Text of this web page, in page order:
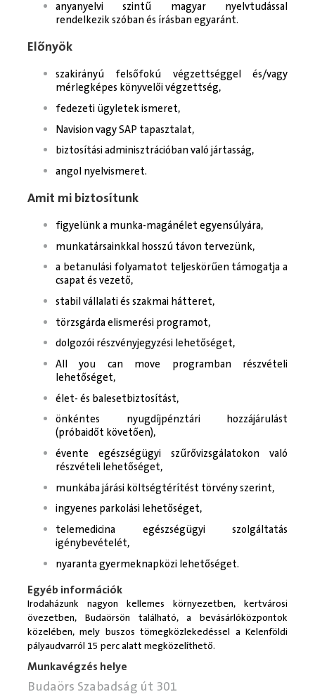
anyanyelvi szintű magyar nyelvtudással
rendelkezik szóban és írásban egyaránt.
Előnyök
szakirányú felsőfokú végzettséggel és/vagy
mérlegképes könyvelői végzettség,
fedezeti ügyletek ismeret,
Navision vagy SAP tapasztalat,
biztosítási adminisztrációban való jártasság,
angol nyelvismeret.
Amit mi biztosítunk
figyelünk a munka-magánélet egyensúlyára,
munkatársainkkal hosszú távon tervezünk,
a betanulási folyamatot teljeskörűen támogatja a
csapat és vezető,
stabil vállalati és szakmai hátteret,
törzsgárda elismerési programot,
dolgozói részvényjegyzési lehetőséget,
All you can move programban részvételi
lehetőséget,
élet- és balesetbiztosítást,
önkéntes nyugdíjpénztári hozzájárulást
(próbaidőt követően),
évente egészségügyi szűrővizsgálatokon való
részvételi lehetőséget,
munkába járási költségtérítést törvény szerint,
ingyenes parkolási lehetőséget,
telemedicina egészségügyi szolgáltatás
igénybevételét,
nyaranta gyermeknapközi lehetőséget.
Egyéb információk
Irodaházunk nagyon kellemes környezetben, kertvárosi
övezetben, Budaörsön található, a bevásárlóközpontok
közelében, mely buszos tömegközlekedéssel a Kelenföldi
pályaudvarról 15 perc alatt megközelíthető.
Munkavégzés helye
Budaörs Szabadság út 301